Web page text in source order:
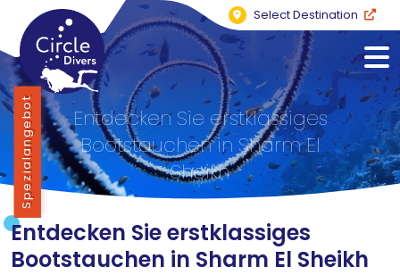
Select Destination
Entdecken Sie erstklassiges
Bootstauchen in Sharm El
Sheikh
Entdecken Sie erstklassiges
Bootstauchen in Sharm El Sheikh
Spezialangebot